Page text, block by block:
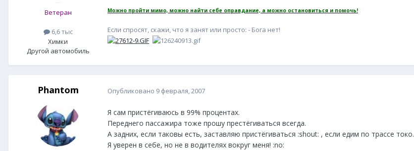
Ветеран
6,6 тыс
Химки
Другой автомобиль
Можно пройти мимо, можно найти себе оправдание, а можно остановиться и помочь!
Если спросят, скажи, что я занят или просто: - Бога нет!
Phantom Опубликовано 9 февраля, 2007
Я сам пристёгиваюсь в 99% процентах.
Переднего пассажира тоже прошу престёгиваться всегда.
А задних, если таковы есть, заставляю пристёгиваться :shout: , если едим по трассе токо.
Я уверен в себе, но не в водителях вокруг меня! :no: